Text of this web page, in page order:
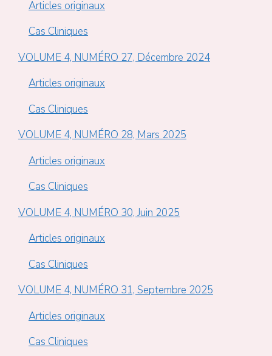
Articles originaux
Cas Cliniques
VOLUME 4, NUMÉRO 27, Décembre 2024
Articles originaux
Cas Cliniques
VOLUME 4, NUMÉRO 28, Mars 2025
Articles originaux
Cas Cliniques
VOLUME 4, NUMÉRO 30, Juin 2025
Articles originaux
Cas Cliniques
VOLUME 4, NUMÉRO 31, Septembre 2025
Articles originaux
Cas Cliniques